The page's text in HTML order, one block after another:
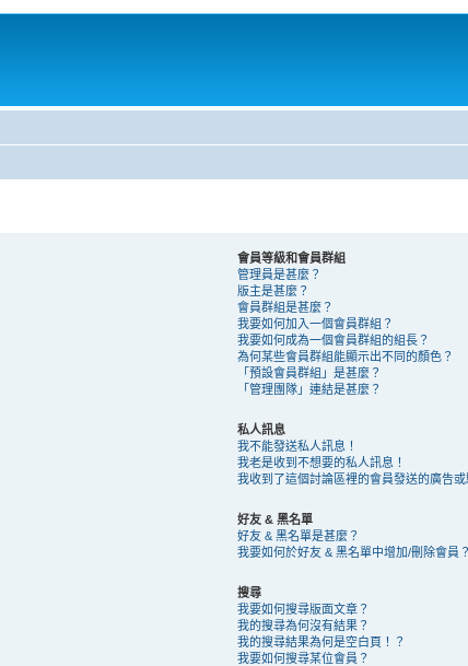
會員等級和會員群組
管理員是甚麼？
版主是甚麼？
會員群組是甚麼？
我要如何加入一個會員群組？
我要如何成為一個會員群組的組長？
為何某些會員群組能顯示出不同的顏色？
「預設會員群組」是甚麼？
「管理團隊」連結是甚麼？
私人訊息
我不能發送私人訊息！
我老是收到不想要的私人訊息！
我收到了這個討論區裡的會員發送的廣告或
好友 & 黑名單
好友 & 黑名單是甚麼？
我要如何於好友 & 黑名單中增加/刪除會員？
搜尋
我要如何搜尋版面文章？
我的搜尋為何沒有結果？
我的搜尋結果為何是空白頁！？
我要如何搜尋某位會員？